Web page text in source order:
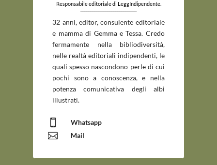
Responsabile editoriale di LeggIndipendente.
_____________________________
32 anni, editor, consulente editoriale
e mamma di Gemma e Tessa. Credo
fermamente nella bibliodiversità,
nelle realtà editoriali indipendenti, le
quali spesso nascondono perle di cui
pochi sono a conoscenza, e nella
potenza comunicativa degli albi
illustrati.
 Whatsapp
 Mail